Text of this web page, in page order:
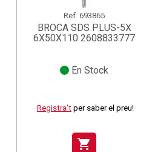
Ref. 693865
BROCA SDS PLUS-5X
6X50X110 2608833777
En Stock
Registra't per saber el preu!
shopping_cart